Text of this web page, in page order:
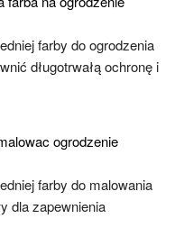
farby do ogrodzenia
długotrwałą ochronę i
ogrodzenie
farby do malowania
dla zapewnienia